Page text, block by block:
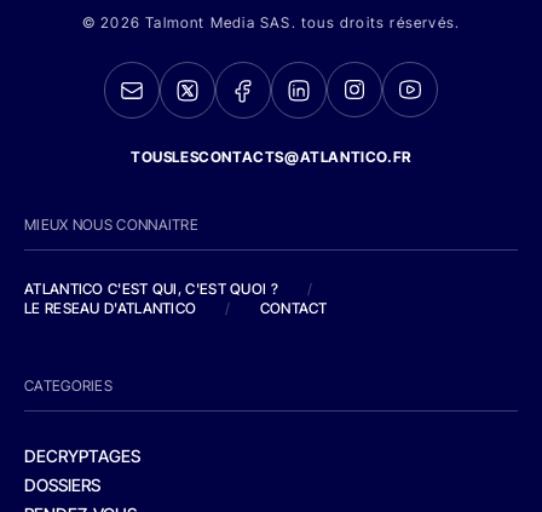
© 2026 Talmont Media SAS. tous droits réservés.
TOUSLESCONTACTS@ATLANTICO.FR
MIEUX NOUS CONNAITRE
ATLANTICO C'EST QUI, C'EST QUOI ?
/
LE RESEAU D'ATLANTICO
/ CONTACT
CATEGORIES
DECRYPTAGES
DOSSIERS